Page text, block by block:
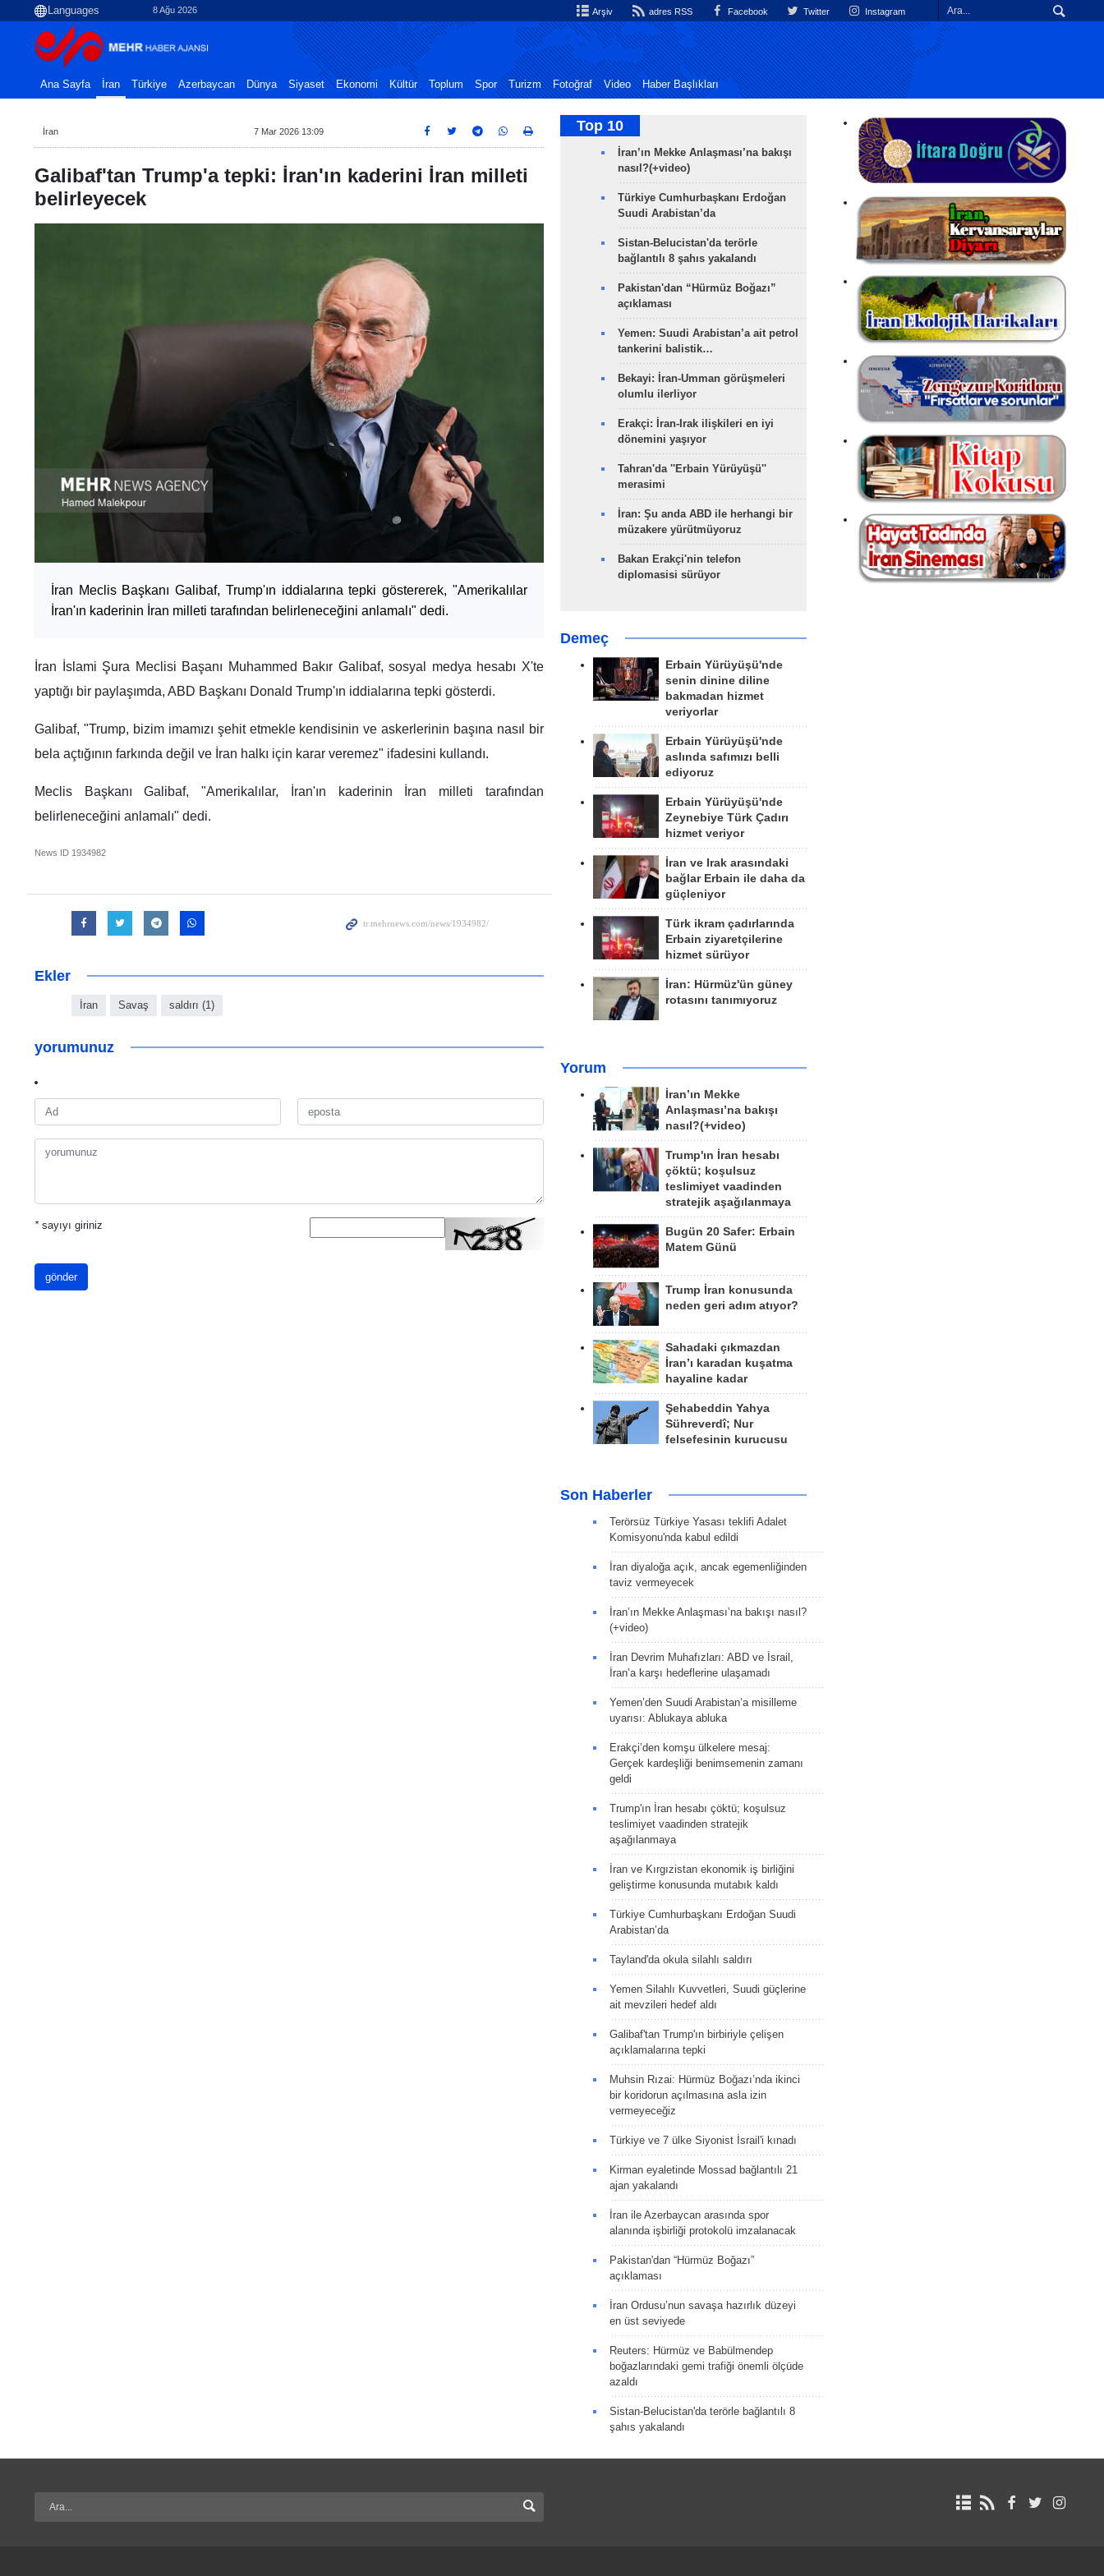
8 Ağu 2026 Arşiv adres RSS Facebook Twitter Instagram
Ana Sayfa İran Türkiye Azerbaycan Dünya Siyaset Ekonomi Kültür Toplum Spor Turizm Fotoğraf Video Haber Başlıkları
İran 7 Mar 2026 13:09
Galibaf'tan Trump'a tepki: İran'ın kaderini İran milleti
belirleyecek
İran Meclis Başkanı Galibaf, Trump'ın iddialarına tepki göstererek, "Amerikalılar
İran'ın kaderinin İran milleti tarafından belirleneceğini anlamalı" dedi.
İran İslami Şura Meclisi Başanı Muhammed Bakır Galibaf, sosyal medya hesabı X'te
yaptığı bir paylaşımda, ABD Başkanı Donald Trump'ın iddialarına tepki gösterdi.
Galibaf, "Trump, bizim imamızı şehit etmekle kendisinin ve askerlerinin başına nasıl bir
bela açtığının farkında değil ve İran halkı için karar veremez" ifadesini kullandı.
Meclis Başkanı Galibaf, "Amerikalılar, İran'ın kaderinin İran milleti tarafından
belirleneceğini anlamalı" dedi.
News ID 1934982
Ekler
İran Savaş saldırı (1)
yorumunuz
*sayıyı giriniz
gönder
Top 10
İran’ın Mekke Anlaşması’na bakışı
nasıl?(+video)
Türkiye Cumhurbaşkanı Erdoğan
Suudi Arabistan’da
Sistan-Belucistan'da terörle
bağlantılı 8 şahıs yakalandı
Pakistan'dan “Hürmüz Boğazı”
açıklaması
Yemen: Suudi Arabistan’a ait petrol
tankerini balistik…
Bekayi: İran-Umman görüşmeleri
olumlu ilerliyor
Erakçi: İran-Irak ilişkileri en iyi
dönemini yaşıyor
Tahran'da ''Erbain Yürüyüşü''
merasimi
İran: Şu anda ABD ile herhangi bir
müzakere yürütmüyoruz
Bakan Erakçi'nin telefon
diplomasisi sürüyor
Demeç
Erbain Yürüyüşü'nde
senin dinine diline
bakmadan hizmet
veriyorlar
Erbain Yürüyüşü'nde
aslında safımızı belli
ediyoruz
Erbain Yürüyüşü'nde
Zeynebiye Türk Çadırı
hizmet veriyor
İran ve Irak arasındaki
bağlar Erbain ile daha da
güçleniyor
Türk ikram çadırlarında
Erbain ziyaretçilerine
hizmet sürüyor
İran: Hürmüz'ün güney
rotasını tanımıyoruz
Yorum
İran’ın Mekke
Anlaşması’na bakışı
nasıl?(+video)
Trump'ın İran hesabı
çöktü; koşulsuz
teslimiyet vaadinden
stratejik aşağılanmaya
Bugün 20 Safer: Erbain
Matem Günü
Trump İran konusunda
neden geri adım atıyor?
Sahadaki çıkmazdan
İran’ı karadan kuşatma
hayaline kadar
Şehabeddin Yahya
Sühreverdî; Nur
felsefesinin kurucusu
Son Haberler
Terörsüz Türkiye Yasası teklifi Adalet
Komisyonu'nda kabul edildi
İran diyaloğa açık, ancak egemenliğinden
taviz vermeyecek
İran’ın Mekke Anlaşması’na bakışı nasıl?
(+video)
İran Devrim Muhafızları: ABD ve İsrail,
İran’a karşı hedeflerine ulaşamadı
Yemen’den Suudi Arabistan’a misilleme
uyarısı: Ablukaya abluka
Erakçi’den komşu ülkelere mesaj:
Gerçek kardeşliği benimsemenin zamanı
geldi
Trump'ın İran hesabı çöktü; koşulsuz
teslimiyet vaadinden stratejik
aşağılanmaya
İran ve Kırgızistan ekonomik iş birliğini
geliştirme konusunda mutabık kaldı
Türkiye Cumhurbaşkanı Erdoğan Suudi
Arabistan’da
Tayland'da okula silahlı saldırı
Yemen Silahlı Kuvvetleri, Suudi güçlerine
ait mevzileri hedef aldı
Galibaf'tan Trump'ın birbiriyle çelişen
açıklamalarına tepki
Muhsin Rızai: Hürmüz Boğazı’nda ikinci
bir koridorun açılmasına asla izin
vermeyeceğiz
Türkiye ve 7 ülke Siyonist İsrail'i kınadı
Kirman eyaletinde Mossad bağlantılı 21
ajan yakalandı
İran ile Azerbaycan arasında spor
alanında işbirliği protokolü imzalanacak
Pakistan'dan “Hürmüz Boğazı”
açıklaması
İran Ordusu’nun savaşa hazırlık düzeyi
en üst seviyede
Reuters: Hürmüz ve Babülmendep
boğazlarındaki gemi trafiği önemli ölçüde
azaldı
Sistan-Belucistan'da terörle bağlantılı 8
şahıs yakalandı